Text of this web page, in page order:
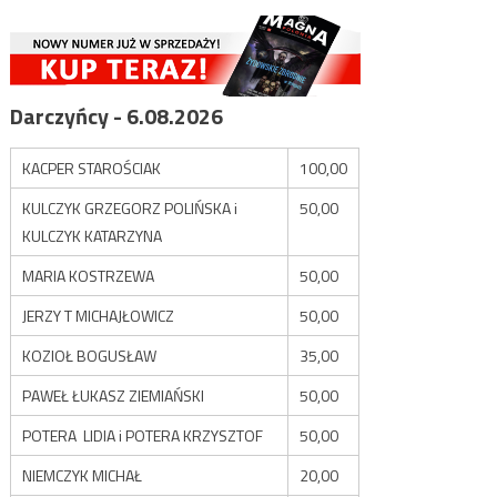
Darczyńcy - 6.08.2026
KACPER STAROŚCIAK
100,00
KULCZYK GRZEGORZ POLIŃSKA i
KULCZYK KATARZYNA
50,00
MARIA KOSTRZEWA
50,00
JERZY T MICHAJŁOWICZ
50,00
KOZIOŁ BOGUSŁAW
35,00
PAWEŁ ŁUKASZ ZIEMIAŃSKI
50,00
POTERA LIDIA i POTERA KRZYSZTOF
50,00
NIEMCZYK MICHAŁ
20,00